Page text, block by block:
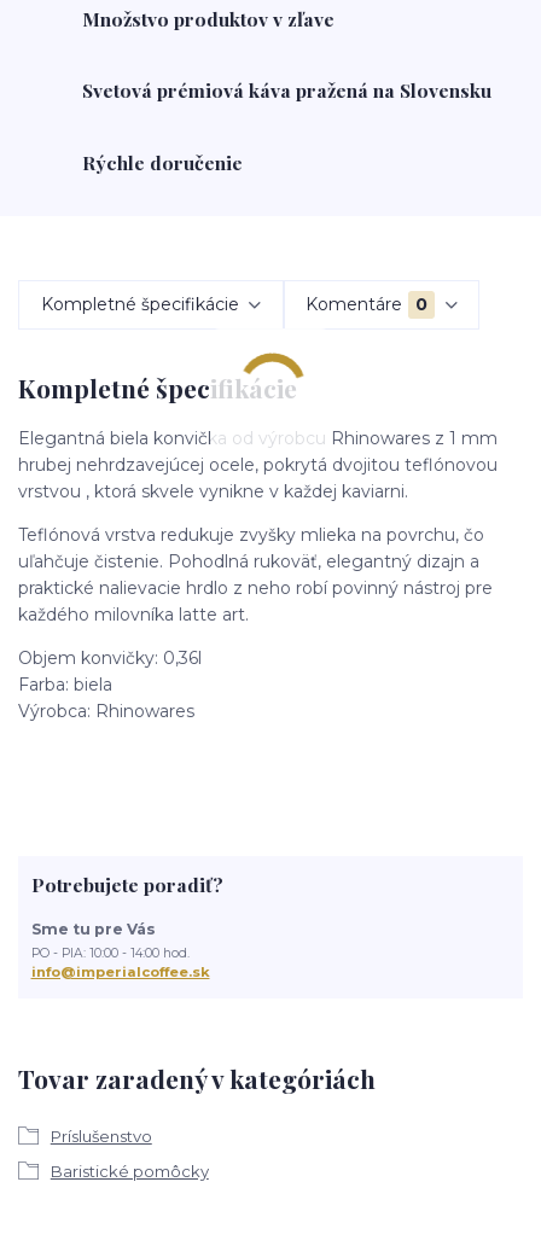
Množstvo produktov v zľave
Svetová prémiová káva pražená na Slovensku
Rýchle doručenie
Kompletné špecifikácie Komentáre 0
Kompletné špecifikácie
Elegantná biela konvička od výrobcu Rhinowares z 1 mm
hrubej nehrdzavejúcej ocele, pokrytá dvojitou teflónovou
vrstvou , ktorá skvele vynikne v každej kaviarni.
Teflónová vrstva redukuje zvyšky mlieka na povrchu, čo
uľahčuje čistenie. Pohodlná rukoväť, elegantný dizajn a
praktické nalievacie hrdlo z neho robí povinný nástroj pre
každého milovníka latte art.
Objem konvičky: 0,36l
Farba: biela
Výrobca: Rhinowares
Tovar zaradený v kategóriách
Príslušenstvo
Baristické pomôcky
Potrebujete poradiť?
Sme tu pre Vás
PO - PIA: 10:00 - 14:00 hod.
info@imperialcoffee.sk